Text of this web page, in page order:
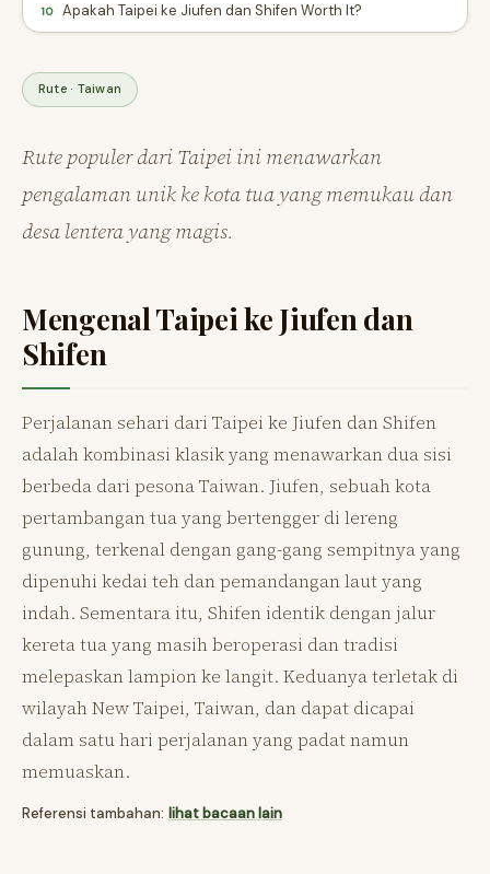
10 Apakah Taipei ke Jiufen dan Shifen Worth It?
Rute · Taiwan
Rute populer dari Taipei ini menawarkan
pengalaman unik ke kota tua yang memukau dan
desa lentera yang magis.
Mengenal Taipei ke Jiufen dan
Shifen
Perjalanan sehari dari Taipei ke Jiufen dan Shifen
adalah kombinasi klasik yang menawarkan dua sisi
berbeda dari pesona Taiwan. Jiufen, sebuah kota
pertambangan tua yang bertengger di lereng
gunung, terkenal dengan gang-gang sempitnya yang
dipenuhi kedai teh dan pemandangan laut yang
indah. Sementara itu, Shifen identik dengan jalur
kereta tua yang masih beroperasi dan tradisi
melepaskan lampion ke langit. Keduanya terletak di
wilayah New Taipei, Taiwan, dan dapat dicapai
dalam satu hari perjalanan yang padat namun
memuaskan.
Referensi tambahan: lihat bacaan lain